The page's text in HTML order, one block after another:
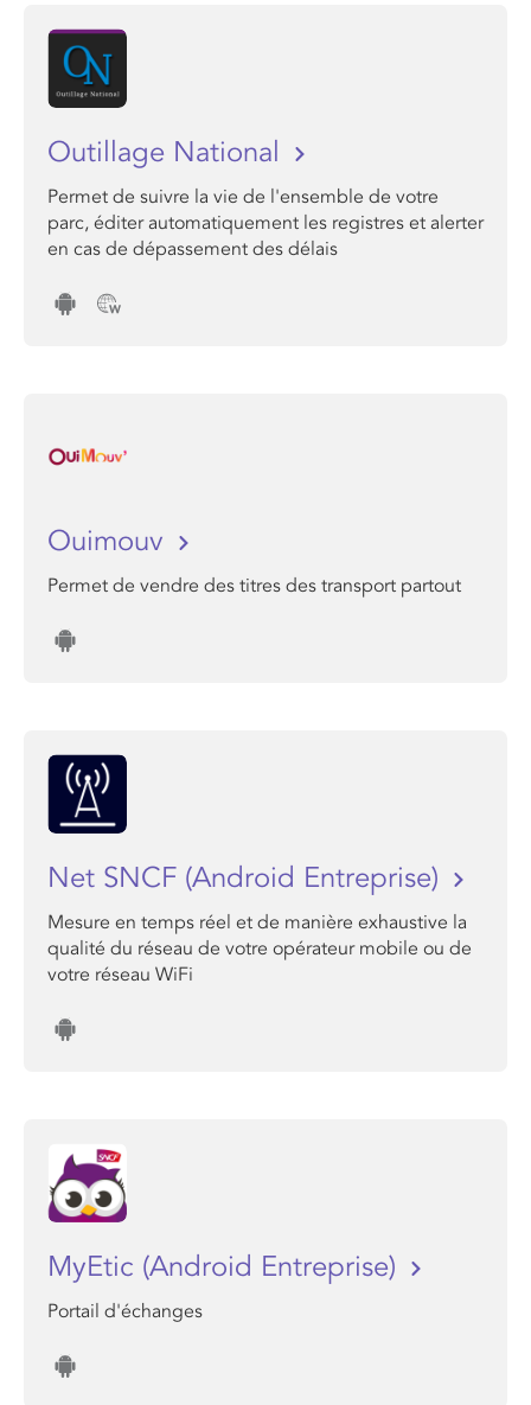
Outillage National
Permet de suivre la vie de l'ensemble de votre
parc, éditer automatiquement les registres et alerter
en cas de dépassement des délais
Ouimouv
Permet de vendre des titres des transport partout
Net SNCF (Android Entreprise)
Mesure en temps réel et de manière exhaustive la
qualité du réseau de votre opérateur mobile ou de
votre réseau WiFi
MyEtic (Android Entreprise)
Portail d'échanges